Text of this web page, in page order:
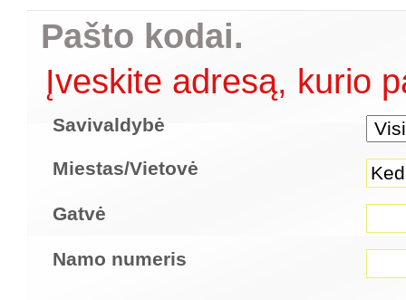
Pašto kodai.
Įveskite adresą, kurio
Savivaldybė
Miestas/Vietovė
Gatvė
Namo numeris